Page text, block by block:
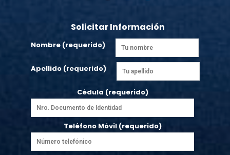
Solicitar Información
Nombre (requerido)
Apellido (requerido)
Cédula (requerido)
Teléfono Móvil (requerido)